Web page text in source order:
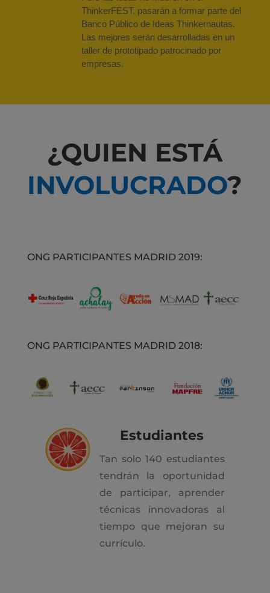
ThinkerFEST, pasarán a formar parte del
Banco Público de Ideas Thinkernautas.
Las mejores serán desarrolladas en un
taller de prototipado patrocinado por
empresas.
¿QUIEN ESTÁ
INVOLUCRADO?
ONG PARTICIPANTES MADRID 2019:
ONG PARTICIPANTES MADRID 2018:
Estudiantes
Tan solo 140 estudiantes
tendrán la oportunidad
de participar, aprender
técnicas innovadoras al
tiempo que mejoran su
currículo.